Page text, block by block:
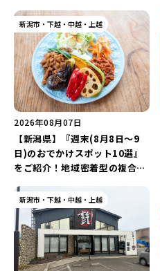
新潟市・下越・中越・上越
2026年08月07日
【新潟県】『週末(8月8日～9
日)のおでかけスポット10選』
をご紹介！地域密着型の複合施
ナ丸大新潟のサマーフェスタ
2026」がおすすめ♪
新潟市・下越・中越・上越